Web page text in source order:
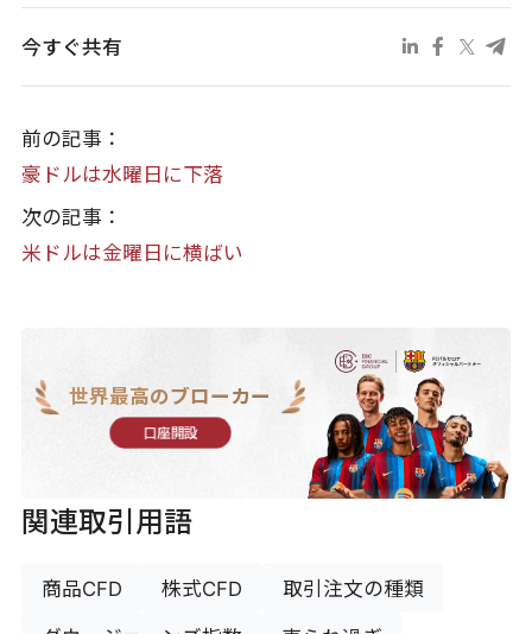
今すぐ共有
前の記事：
豪ドルは水曜日に下落
次の記事：
米ドルは金曜日に横ばい
世界最高のブローカー
口座開設
関連取引用語
商品CFD 株式CFD 取引注文の種類